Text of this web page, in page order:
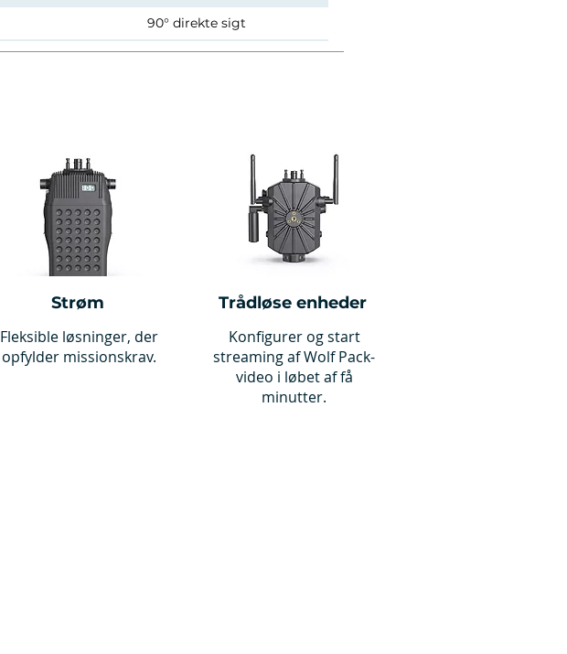
90° direkte sigt
60° sidesigt
Strøm
Fleksible løsninger, der
opfylder missionskrav.
Trådløse enheder
Konfigurer og start
streaming af Wolf Pack-
video i løbet af få
minutter.